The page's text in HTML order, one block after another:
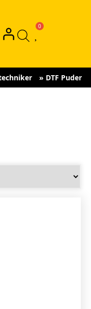
» DTF Puder